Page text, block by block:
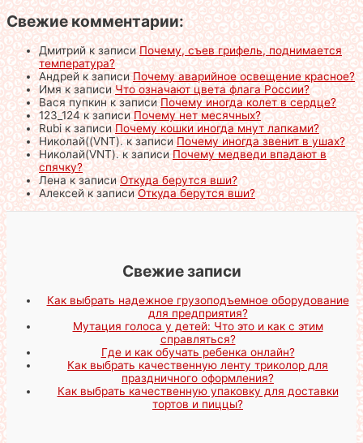
Свежие комментарии:
Дмитрийк записиПочему, съев грифель, поднимается
температура?
Андрейк записиПочему аварийное освещение красное?
Имяк записиЧто означают цвета флага России?
Вася пупкинк записиПочему иногда колет в сердце?
123_124к записиПочему нет месячных?
Rubiк записиПочему кошки иногда мнут лапками?
Николай((VNT).к записиПочему иногда звенит в ушах?
Николай(VNT).к записиПочему медведи впадают в
спячку?
Ленак записиОткуда берутся вши?
Алексейк записиОткуда берутся вши?
Свежие записи
Как выбрать надежное грузоподъемное оборудование
для предприятия?
Мутация голоса у детей: Что это и как с этим
справляться?
Где и как обучать ребенка онлайн?
Как выбрать качественную ленту триколор для
праздничного оформления?
Как выбрать качественную упаковку для доставки
тортов и пиццы?